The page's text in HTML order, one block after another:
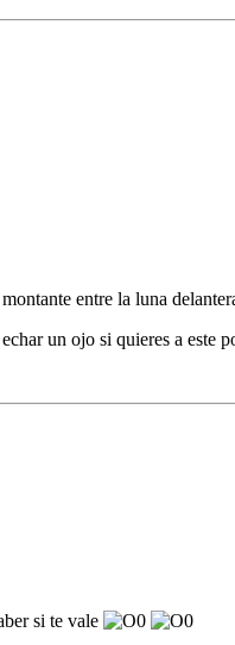
entre la luna
un ojo si quieres a este
si te vale